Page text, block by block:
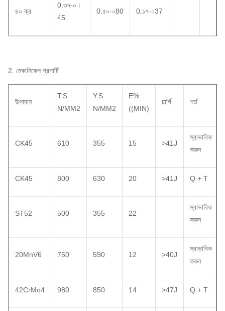
৪০ ক্র
0.৩৭-০।
45
0.৫০-০80 0.১৭-০37
2. মেকানিকেল প্রপার্টি
উপাদান
T.S.
N/MM2
Y.S
N/MM2
E%
((MIN)
চার্পি শর্ত
CK45 610 355 15 >41J
স্বাভাবিক
করুন
CK45 800 630 20 >41J Q + T
ST52 500 355 22
স্বাভাবিক
করুন
20MnV6 750 590 12 >40J
স্বাভাবিক
করুন
42CrMo4 980 850 14 >47J Q + T